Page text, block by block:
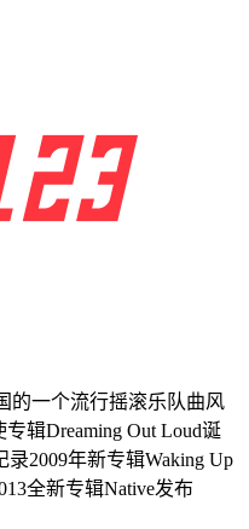
的一个流行摇滚乐队曲风
辑Dreaming Out Loud诞
2009年新专辑Waking Up
全新专辑Native发布